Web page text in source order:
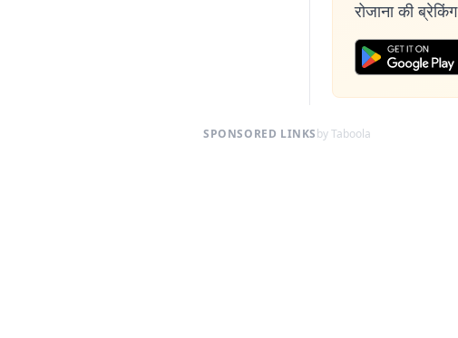
रोजाना की ब्रेकिंग
SPONSORED LINKSby Taboola